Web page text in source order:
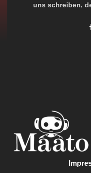
uns schreiben,